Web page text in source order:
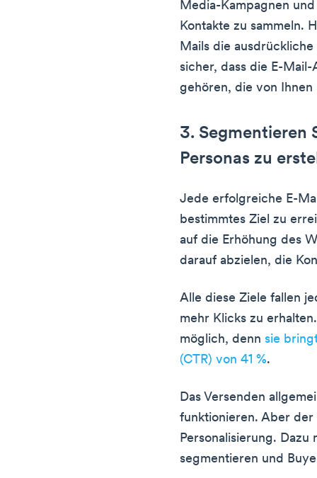
Media-Kampagnen
Kontakte zu sammeln.
Mails die
sicher, dass die E-
gehören, die von
3. Segmentieren
Personas zu
Jede erfolgreiche E-
bestimmtes Ziel zu
auf die Erhöhung des
darauf abzielen, die
Alle diese Ziele fallen
mehr Klicks zu
möglich, dennsie
(CTR) von 41 %.
Das Versenden
funktionieren. Aber
Personalisierung. Dazu
segmentieren und